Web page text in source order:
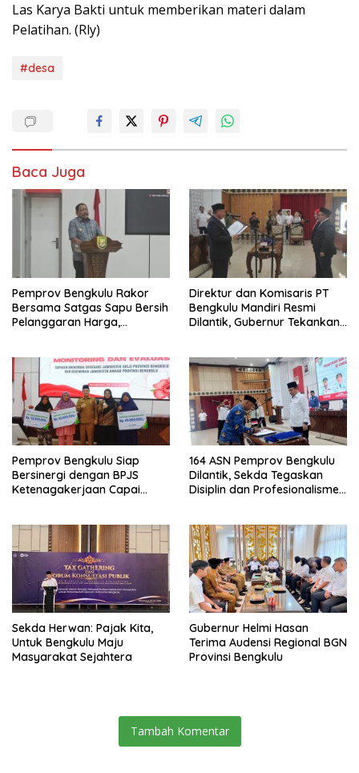
Las Karya Bakti untuk memberikan materi dalam
Pelatihan. (Rly)
#desa
Baca Juga
Pemprov Bengkulu Rakor
Bersama Satgas Sapu Bersih
Pelanggaran Harga,
Masih Jadi Sorotan
Direktur dan Komisaris PT
Bengkulu Mandiri Resmi
Dilantik, Gubernur Tekankan
Pemprov Bengkulu Siap
Bersinergi dengan BPJS
Ketenagakerjaan Capai
164 ASN Pemprov Bengkulu
Dilantik, Sekda Tegaskan
Disiplin dan Profesionalisme
Sekda Herwan: Pajak Kita,
Untuk Bengkulu Maju
Masyarakat Sejahtera
Gubernur Helmi Hasan
Terima Audensi Regional BGN
Provinsi Bengkulu
Tambah Komentar